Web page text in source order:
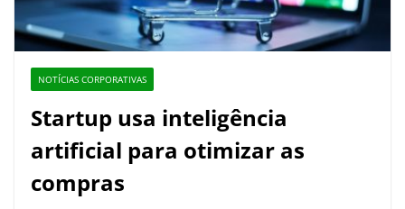
NOTÍCIAS CORPORATIVAS
Startup usa inteligência
artificial para otimizar as
compras